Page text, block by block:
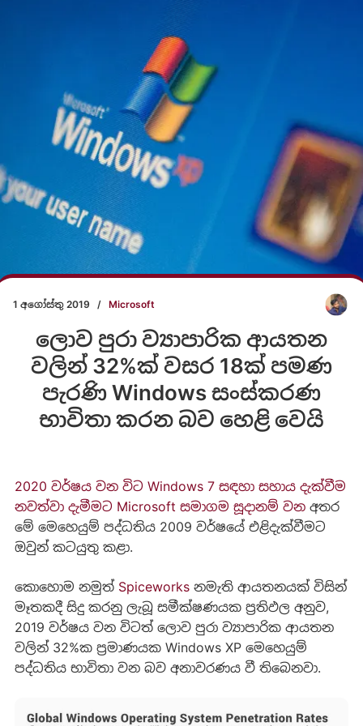
1 අගෝස්තු 2019 / Microsoft
ලොව පුරා ව්‍යාපාරික ආයතන
වලින් 32%ක් වසර 18ක් පමණ
පැරණි Windows සංස්කරණ
භාවිතා කරන බව හෙළි වෙයි
2020 වර්ෂය වන විට Windows 7 සඳහා සහාය දැක්වීම
නවත්වා දැමීමට Microsoft සමාගම සූදානම් වනඅතර
මේ මෙහෙයුම් පද්ධතිය 2009 වර්ෂයේ එළිදැක්වීමට
ඔවුන් කටයුතු කළා.
කොහොම නමුත් Spiceworksනමැති ආයතනයක් විසින්
මෑතකදී සිදු කරනු ලැබූ සමීක්ෂණයක ප්‍රතිඵල අනුව,
2019 වර්ෂය වන විටත් ලොව පුරා ව්‍යාපාරික ආයතන
වලින් 32%ක ප්‍රමාණයක Windows XP මෙහෙයුම්
පද්ධතිය භාවිතා වන බව අනාවරණය වී තිබෙනවා.